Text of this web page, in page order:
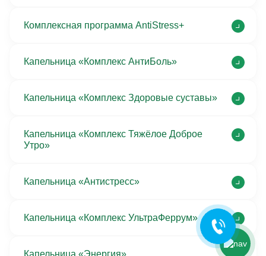
вас появятся вопросы.
Комплексная программа AntiStress+
Капельница «Комплекс АнтиБоль»
Капельница «Комплекс Здоровые суставы»
Капельница «Комплекс Тяжёлое Доброе
Утро»
Капельница «Антистресс»
Капельница «Комплекс УльтраФеррум»
Капельница «Энергия»